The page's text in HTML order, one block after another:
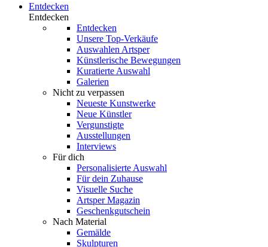
Entdecken
Entdecken
Entdecken
Unsere Top-Verkäufe
Auswahlen Artsper
Künstlerische Bewegungen
Kuratierte Auswahl
Galerien
Nicht zu verpassen
Neueste Kunstwerke
Neue Künstler
Vergunstigte
Ausstellungen
Interviews
Für dich
Personalisierte Auswahl
Für dein Zuhause
Visuelle Suche
Artsper Magazin
Geschenkgutschein
Nach Material
Gemälde
Skulpturen